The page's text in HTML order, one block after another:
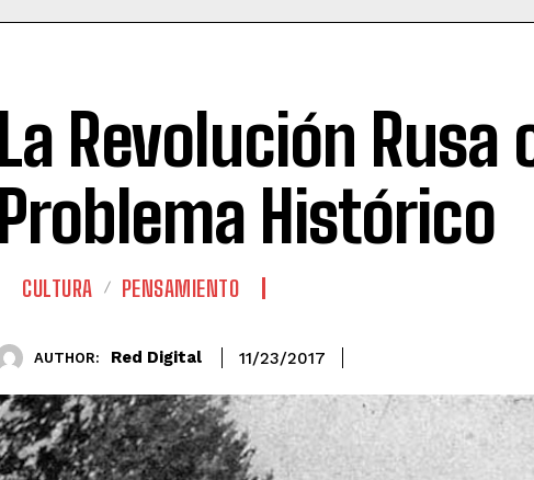
La Revolución Rusa
Problema Histórico
CULTURA PENSAMIENTO
AUTHOR: Red Digital 11/23/2017